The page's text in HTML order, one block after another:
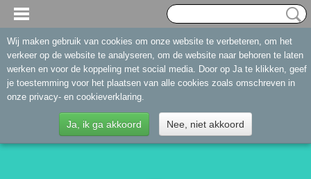
Wij maken gebruik van cookies om onze website te verbeteren, om het
verkeer op de website te analyseren, om de website naar behoren te laten
werken en voor de koppeling met social media. Door op Ja te klikken, geef
je toestemming voor het plaatsen van alle cookies zoals omschreven in
onze privacy- en cookieverklaring.
Ja, ik ga akkoord Nee, niet akkoord